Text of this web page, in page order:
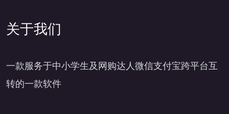
关于我们
一款服务于中小学生及网购达人微信支付宝跨平台互
转的一款软件